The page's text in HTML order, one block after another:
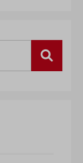
Szukaj